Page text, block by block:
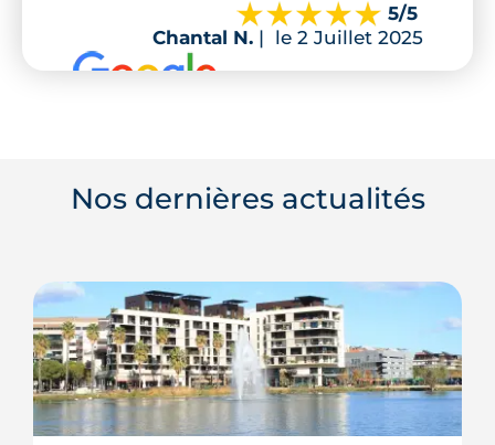
5/5
Chantal N. | le 2 Juillet 2025
Nos dernières actualités